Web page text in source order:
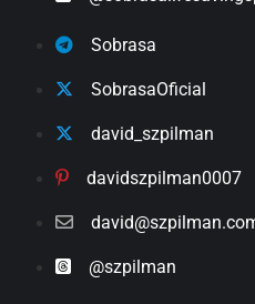
Sobrasa
SobrasaOficial
david_szpilman
davidszpilman0007
@szpilman